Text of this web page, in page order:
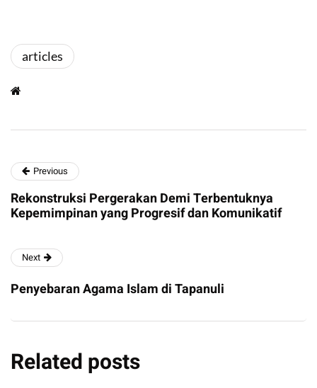
articles
Previous
Rekonstruksi Pergerakan Demi Terbentuknya
Kepemimpinan yang Progresif dan Komunikatif
Next
Penyebaran Agama Islam di Tapanuli
Related posts